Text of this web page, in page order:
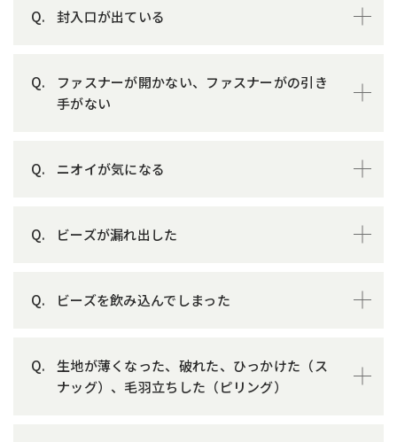
封入口が出ている
ファスナーが開かない、ファスナーがの引き
手がない
ニオイが気になる
ビーズが漏れ出した
ビーズを飲み込んでしまった
生地が薄くなった、破れた、ひっかけた（ス
ナッグ）、毛羽立ちした（ピリング）